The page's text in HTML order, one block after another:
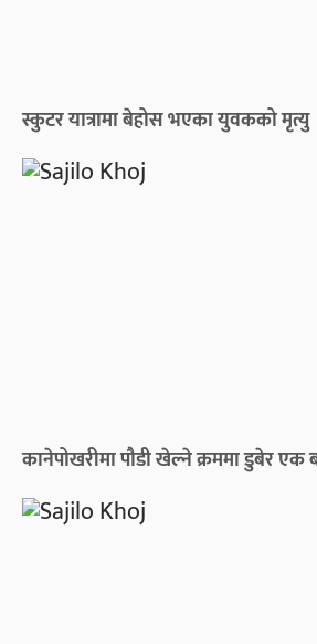
स्कुटर यात्रामा बेहोस भएका युवकको मृत्यु
कानेपोखरीमा पौडी खेल्ने क्रममा डुबेर